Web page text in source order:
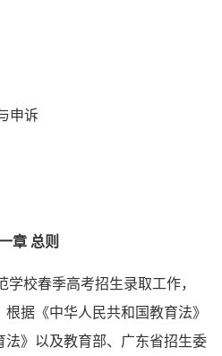
申诉
章 总则
学校春季高考招生录取工作，
据《中华人民共和国教育法》
法》以及教育部、广东省招生委